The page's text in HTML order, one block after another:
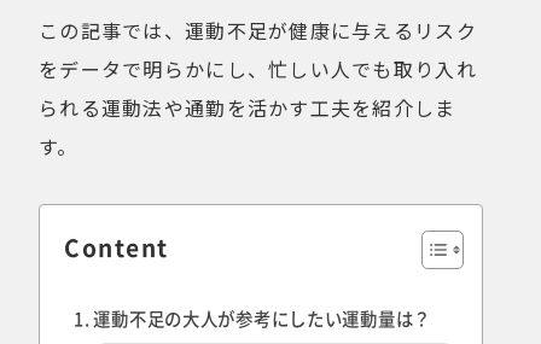
電動自転車の特徴
Online Shop
Accessory
この記事では、運動不足が健康に与えるリスク
をデータで明らかにし、忙しい人でも取り入れ
られる運動法や通勤を活かす工夫を紹介しま
す。
Content
運動不足の大人が参考にしたい運動量は？